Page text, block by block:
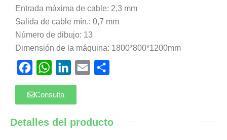
Entrada máxima de cable: 2,3 mm
Salida de cable mín.: 0,7 mm
Número de dibujo: 13
Dimensión de la máquina: 1800*800*1200mm
FacebookWhatsAppLinkedIn
Email
Consulta
Detalles del producto